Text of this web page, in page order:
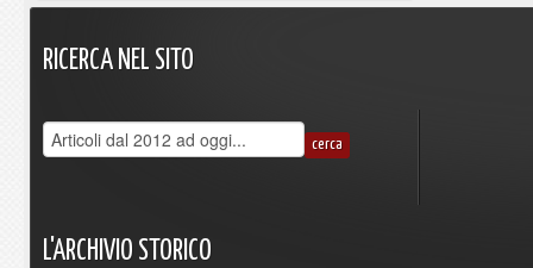
RICERCA NEL SITO
L'ARCHIVIO STORICO